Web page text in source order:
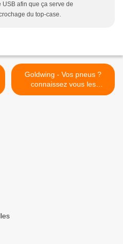
afin que ça serve de
du top-case.
Goldwing - Vos pneus ?
connaissez vous les
inscriptions >